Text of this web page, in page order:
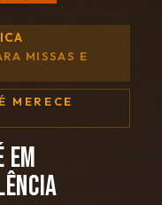
MISSAS E
MERECE
EM